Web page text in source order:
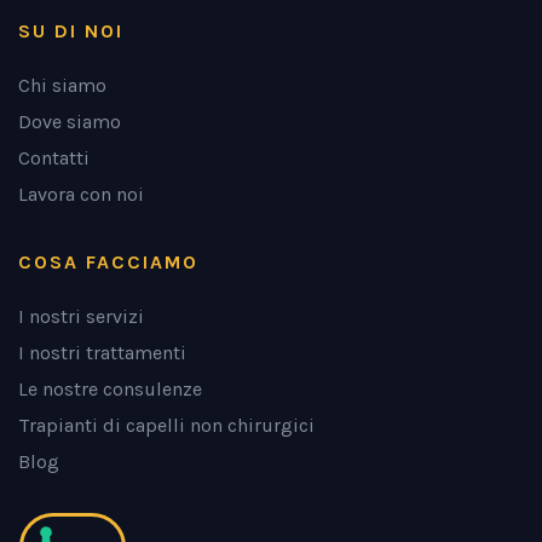
SU DI NOI
Chi siamo
Dove siamo
Contatti
Lavora con noi
COSA FACCIAMO
I nostri servizi
I nostri trattamenti
Le nostre consulenze
Trapianti di capelli non chirurgici
Blog